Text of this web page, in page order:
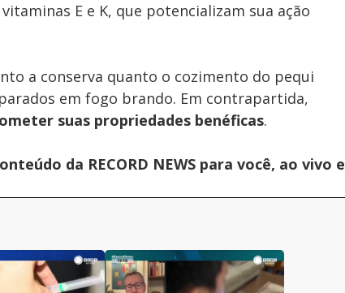
E e K, que potencializam sua ação
a conserva quanto o cozimento do pequi
em fogo brando. Em contrapartida,
suas propriedades benéficas.
da RECORD NEWS para você, ao vivo e